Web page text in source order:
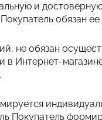
и
обязан ее
не обязан
Интернет-
Покупатель